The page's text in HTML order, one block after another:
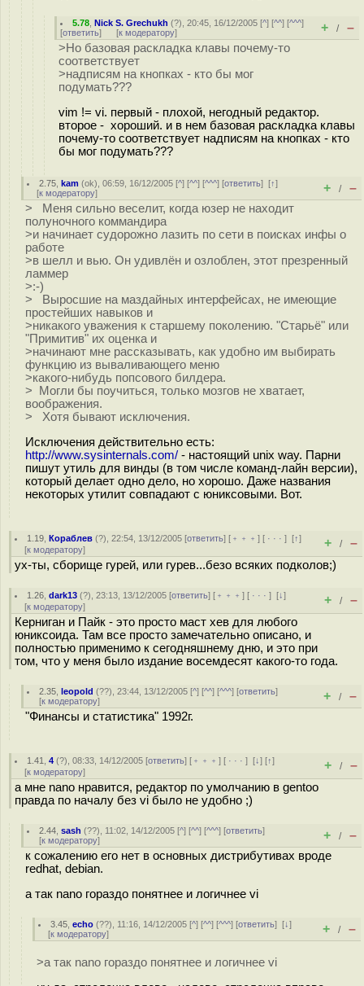
5.78 ,Nick S. Grechukh (?), 20:45, 16/12/2005 [^] [^^] [^^^]
[ответить] [к модератору] + / –
>Но базовая раскладка клавы почему-то
соответствует
>надписям на кнопках - кто бы мог
подумать???
vim != vi. первый - плохой, негодный редактор.
второе - хороший. и в нем базовая раскладка клавы
почему-то соответствует надписям на кнопках - кто
бы мог подумать???
2.75 ,kam (ok), 06:59, 16/12/2005 [^] [^^] [^^^] [ответить][↑]
[к модератору] + / –
> Меня сильно веселит, когда юзер не находит
полуночного коммандира
>и начинает судорожно лазить по сети в поисках инфы о
работе
>в шелл и вью. Он удивлён и озлоблен, этот презренный
ламмер
>:-)
> Выросшие на маздайных интерфейсах, не имеющие
простейших навыков и
>никакого уважения к старшему поколению. "Старьё" или
"Примитив" их оценка и
>начинают мне рассказывать, как удобно им выбирать
функцию из вываливающего меню
>какого-нибудь попсового билдера.
> Могли бы поучиться, только мозгов не хватает,
воображения.
> Хотя бывают исключения.
Исключения действительно есть:
http://www.sysinternals.com/ - настоящий unix way. Парни
пишут утиль для винды (в том числе команд-лайн версии),
который делает одно дело, но хорошо. Даже названия
некоторых утилит совпадают с юниксовыми. Вот.
1.19 ,Кораблев (?), 22:54, 13/12/2005 [ответить] [ ﹢﹢﹢] [ · · ·][↑]
[к модератору] + / –
ух-ты, сборище гурей, или гурев...безо всяких подколов;)
1.26 ,dark13 (?), 23:13, 13/12/2005 [ответить] [ ﹢﹢﹢] [ · · ·][↓]
[к модератору] + / –
Керниган и Пайк - это просто маст хев для любого
юниксоида. Там все просто замечательно описано, и
полностью применимо к сегодняшнему дню, и это при
том, что у меня было издание восемдесят какого-то года.
2.35 ,leopold (??), 23:44, 13/12/2005 [^] [^^] [^^^] [ответить]
[к модератору] + / –
"Финансы и статистика" 1992г.
1.41 ,4 (?), 08:33, 14/12/2005 [ответить] [ ﹢﹢﹢] [ · · ·][↓] [↑]
[к модератору] + / –
а мне nano нравится, редактор по умолчанию в gentoo
правда по началу без vi было не удобно ;)
2.44 ,sash (??), 11:02, 14/12/2005 [^] [^^] [^^^] [ответить]
[к модератору] + / –
к сожалению его нет в основных дистрибутивах вроде
redhat, debian.
а так nano гораздо понятнее и логичнее vi
3.45 ,echo (??), 11:16, 14/12/2005 [^] [^^] [^^^] [ответить][↓]
[к модератору] + / –
>а так nano гораздо понятнее и логичнее vi